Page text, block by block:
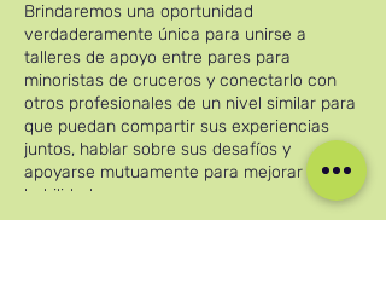
Brindaremos una oportunidad
verdaderamente única para unirse a
talleres de apoyo entre pares para
minoristas de cruceros y conectarlo con
otros profesionales de un nivel similar para
que puedan compartir sus experiencias
juntos, hablar sobre sus desafíos y
apoyarse mutuamente para mejorar sus
habilidades.